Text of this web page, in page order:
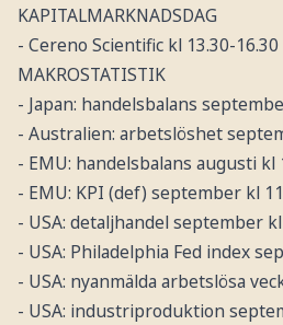
KAPITALMARKNADSDAG
- Cereno Scientific kl 13.30-16.30
MAKROSTATISTIK
- Japan: handelsbalans
- Australien: arbetslöshet
- EMU: handelsbalans augusti kl
- EMU: KPI (def) september kl
- USA: detaljhandel september
- USA: Philadelphia Fed index
- USA: nyanmälda arbetslösa
- USA: industriproduktion